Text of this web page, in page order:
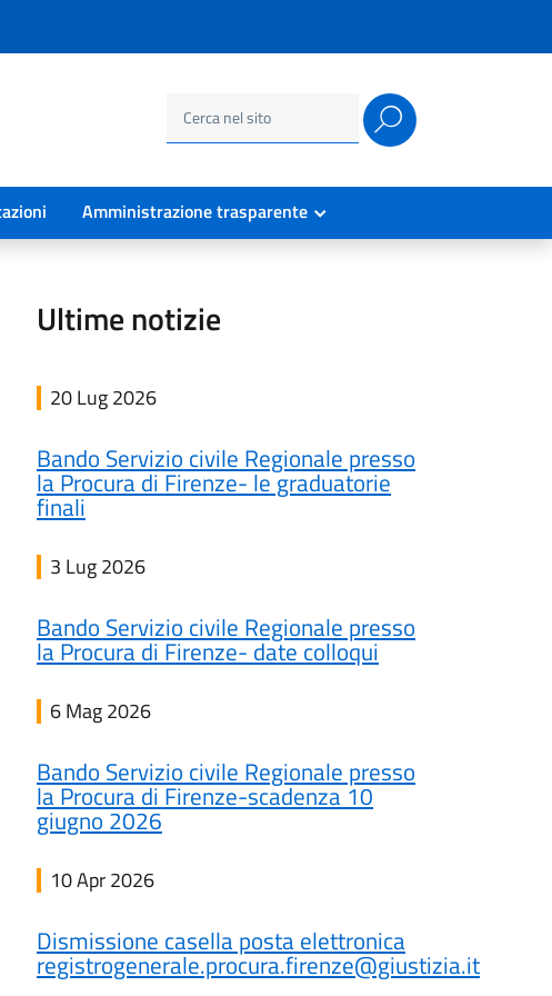
per:
Amministrazione trasparente
Ultime notizie
20 Lug 2026
Bando Servizio civile Regionale presso
la Procura di Firenze- le graduatorie
finali
3 Lug 2026
Bando Servizio civile Regionale presso
la Procura di Firenze- date colloqui
6 Mag 2026
Bando Servizio civile Regionale presso
la Procura di Firenze-scadenza 10
giugno 2026
10 Apr 2026
Dismissione casella posta elettronica
registrogenerale.procura.firenze@giustizia.it